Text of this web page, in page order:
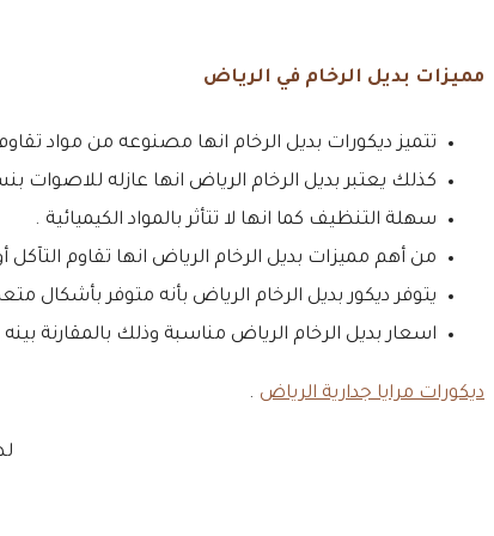
مميزات بديل الرخام في الرياض
تتميز ديكورات بديل الرخام انها مصنوعه من مواد
كذلك يعتبر بديل الرخام الرياض انها عازله للاصوات
سهلة التنظيف كما انها لا تتأثر بالمواد الكيميائية .
من أهم مميزات بديل الرخام الرياض انها تقاوم التآكل
يتوفر ديكور بديل الرخام الرياض بأنه متوفر بأشكال
اسعار بديل الرخام الرياض مناسبة وذلك بالمقارنة
ديكورات مرايا جدارية الرياض .